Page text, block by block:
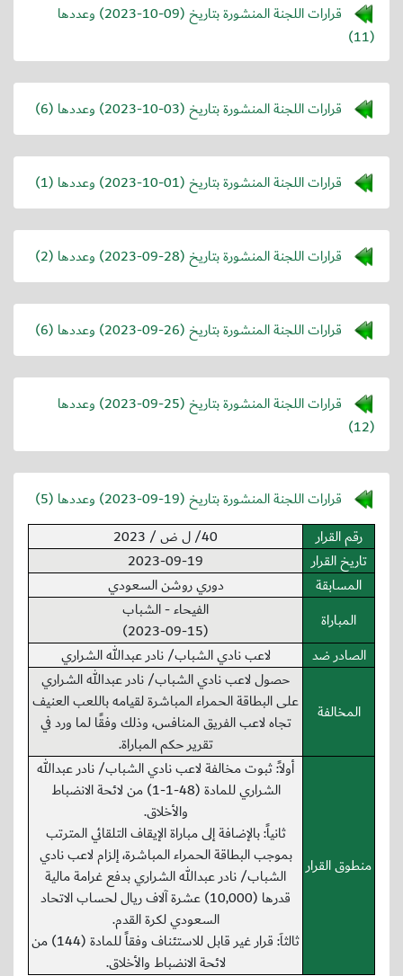
قرارات اللجنة المنشورة بتاريخ (2023-10-09) وعددها
(11)
قرارات اللجنة المنشورة بتاريخ (2023-10-03) وعددها (6)
قرارات اللجنة المنشورة بتاريخ (2023-10-01) وعددها (1)
قرارات اللجنة المنشورة بتاريخ (2023-09-28) وعددها (2)
قرارات اللجنة المنشورة بتاريخ (2023-09-26) وعددها (6)
قرارات اللجنة المنشورة بتاريخ (2023-09-25) وعددها
(12)
قرارات اللجنة المنشورة بتاريخ (2023-09-19) وعددها (5)
رقم القرار
40/ ل ض / 2023
تاريخ القرار
2023-09-19
المسابقة
دوري روشن السعودي
المباراة
الفيحاء - الشباب
(2023-09-15)
الصادر ضد
لاعب نادي الشباب/ نادر عبدالله الشراري
المخالفة
حصول لاعب نادي الشباب/ نادر عبدالله الشراري
على البطاقة الحمراء المباشرة لقيامه باللعب العنيف
تجاه لاعب الفريق المنافس، وذلك وفقًا لما ورد في
تقرير حكم المباراة.
منطوق القرار
أولاً: ثبوت مخالفة لاعب نادي الشباب/ نادر عبدالله
الشراري للمادة (48-1-1) من لائحة الانضباط
والأخلاق.
ثانياً: بالإضافة إلى مباراة الإيقاف التلقائي المترتب
بموجب البطاقة الحمراء المباشرة، إلزام لاعب نادي
الشباب/ نادر عبدالله الشراري بدفع غرامة مالية
قدرها (10,000) عشرة آلاف ريال لحساب الاتحاد
السعودي لكرة القدم.
ثالثاَ: قرار غير قابل للاستئناف وفقاً للمادة (144) من
لائحة الانضباط والأخلاق.